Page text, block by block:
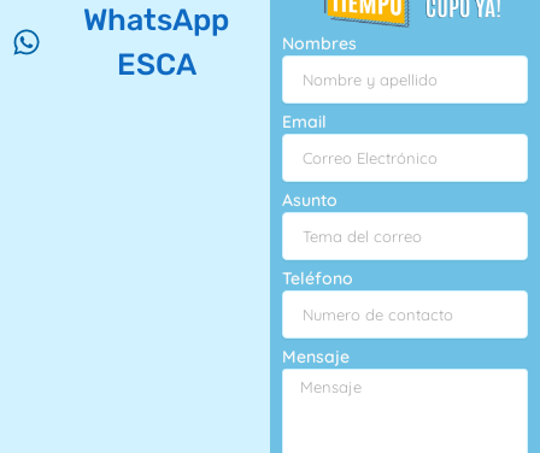
WhatsApp
ESCA
Nombres
Email
Asunto
Teléfono
Mensaje